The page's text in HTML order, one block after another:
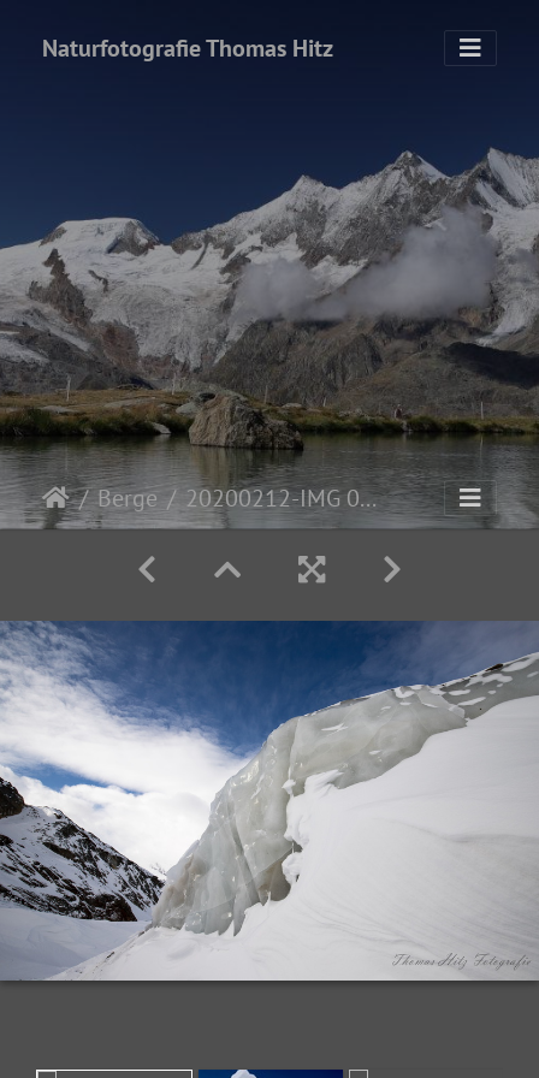
Naturfotografie Thomas Hitz
Berge 20200212-IMG 0335-Berglandschaft Hohsaas Gletscher